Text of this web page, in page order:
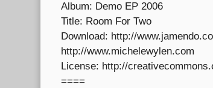
Album: Demo EP 2006
Title: Room For Two
Download: http://
http://www.michelewylen.com
License: http://
====